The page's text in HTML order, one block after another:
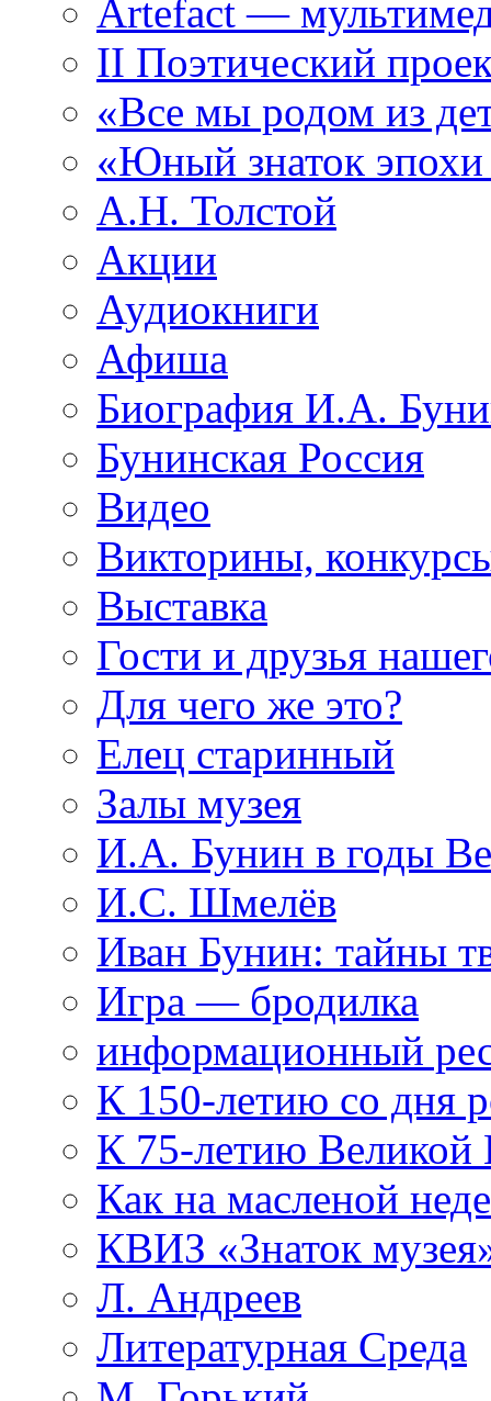
Artefact —
II Поэтический
«Все мы родом из
«Юный знаток
А.Н. Толстой
Акции
Аудиокниги
Афиша
Биография И.А.
Бунинская Россия
Видео
Викторины,
Выставка
Гости и друзья
Для чего же это?
Елец старинный
Залы музея
И.А. Бунин в годы
И.С. Шмелёв
Иван Бунин: тайны
Игра — бродилка
информационный
К 150-летию со дня
К 75-летию Великой
Как на масленой
КВИЗ «Знаток
Л. Андреев
Литературная Среда